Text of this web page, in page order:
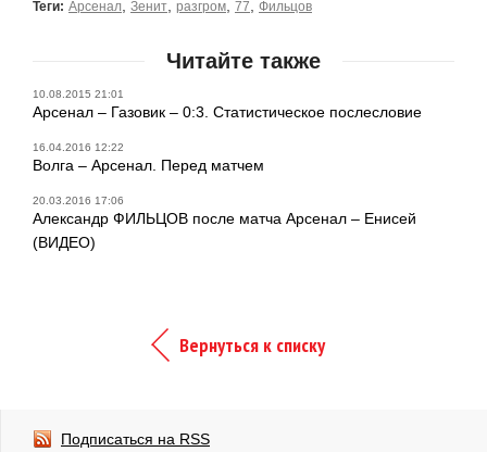
Теги: Арсенал Зенит разгром 77 Фильцов
Читайте также
10.08.2015 21:01
Арсенал – Газовик – 0:3. Статистическое послесловие
16.04.2016 12:22
Волга – Арсенал. Перед матчем
20.03.2016 17:06
Александр ФИЛЬЦОВ после матча Арсенал – Енисей
(ВИДЕО)
Вернуться к списку
Подписаться на RSS